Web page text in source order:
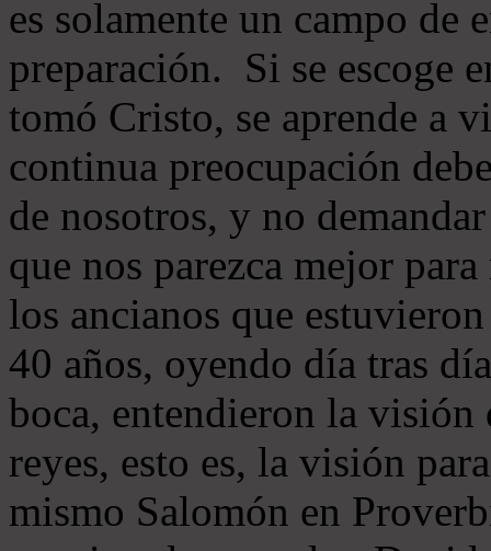
es solamente un campo de
preparación. Si se escoge
tomó Cristo, se aprende a
continua preocupación
de nosotros, y no
que nos parezca mejor
los ancianos que
40 años, oyendo día tras
boca, entendieron la visión
reyes, esto es, la visión
mismo Salomón en